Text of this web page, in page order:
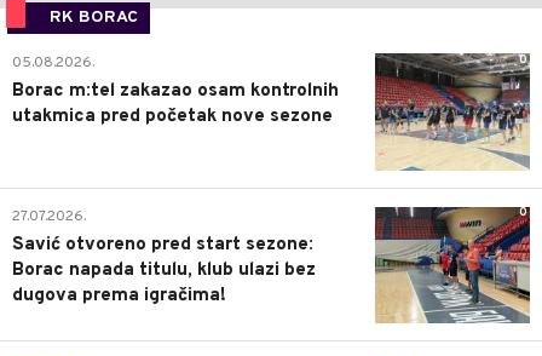
RK BORAC
0
05.08.2026.
Borac m:tel zakazao osam kontrolnih
utakmica pred početak nove sezone
0
27.07.2026.
Savić otvoreno pred start sezone:
Borac napada titulu, klub ulazi bez
dugova prema igračima!